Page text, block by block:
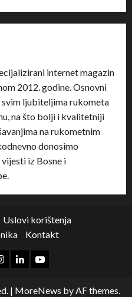
internet magazin
2012. godine. Osnovni
ljubiteljima rukometa
na što bolji i kvalitetniji
na rukometnim
donosimo
iz Bosne i
Uslovi korištenja
Kontakt
| MoreNews by AF themes.